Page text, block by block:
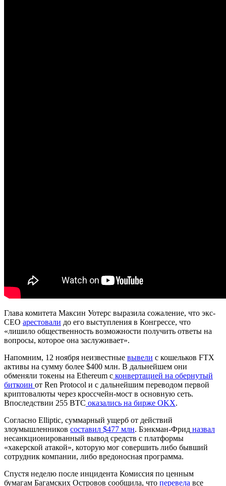
Глава комитета Максин Уотерс выразила сожаление, что экс-
CEO арестовали до его выступления в Конгрессе, что
«лишило общественность возможности получить ответы на
вопросы, которое она заслуживает».
Напомним, 12 ноября неизвестные вывели с кошельков FTX
активы на сумму более $400 млн. В дальнейшем они
обменяли токены на Ethereum с конвертацией на обернутый
биткоин от Ren Protocol и с дальнейшим переводом первой
криптовалюты через кроссчейн-мост в основную сеть.
Впоследствии 255 BTC оказались на бирже OKX.
Согласно Elliptic, суммарный ущерб от действий
злоумышленников составил $477 млн. Бэнкман-Фрид назвал
несанкционированный вывод средств с платформы
«хакерской атакой», которую мог совершить либо бывший
сотрудник компании, либо вредоносная программа.
Спустя неделю после инцидента Комиссия по ценным
бумагам Багамских Островов сообщила, что перевела все